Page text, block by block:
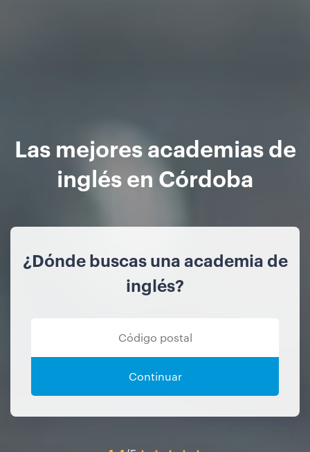
Las mejores academias de
inglés en Córdoba
¿Dónde buscas una academia de
inglés?
Continuar